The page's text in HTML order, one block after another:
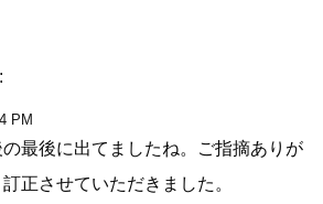
PM
最後に出てましたね。ご指摘ありが
正させていただきました。